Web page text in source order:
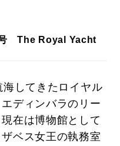
号 The Royal Yacht
してきたロイヤル
ディンバラのリー
在は博物館として
ベス女王の執務室